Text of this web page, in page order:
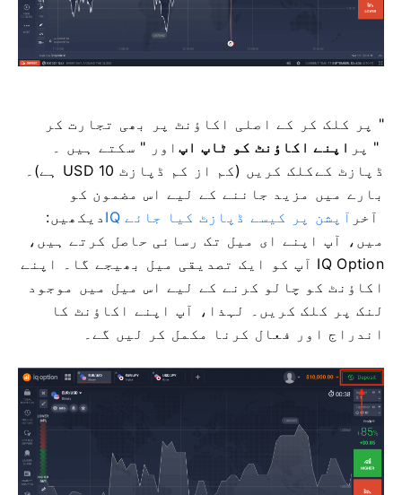
" پر کلک کر کے اصلی اکاؤنٹ پر بھی تجارت کر
سکتے ہیں ۔ اور " اپنے اکاؤنٹ کو ٹاپ اپ " پر
کلک کریں (کم از کم ڈپازٹ 10 USD ہے)۔ ڈپازٹ کے
بارے میں مزید جاننے کے لیے اس مضمون کو
دیکھیں:
IQ آپشن پر کیسے ڈپازٹ کیا جائے آخر
میں، آپ اپنے ای میل تک رسائی حاصل کرتے ہیں،
IQ Option آپ کو ایک تصدیقی میل بھیجے گا۔ اپنے
اکاؤنٹ کو چالو کرنے کے لیے اس میل میں موجود
لنک پر کلک کریں۔ لہذا، آپ اپنے اکاؤنٹ کا
اندراج اور فعال کرنا مکمل کر لیں گے۔